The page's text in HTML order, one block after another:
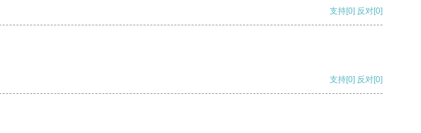
支持[0] 反对[0]
支持[0] 反对[0]